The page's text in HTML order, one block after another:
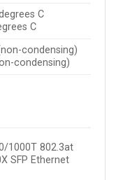
C
C
condensing)
condensing)
1000T 802.3at
SFP Ethernet